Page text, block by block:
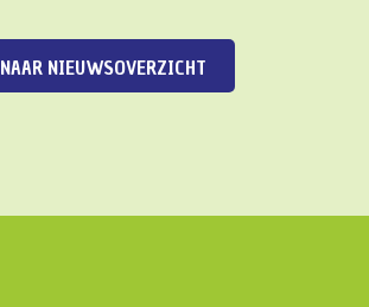
NAAR NIEUWSOVERZICHT